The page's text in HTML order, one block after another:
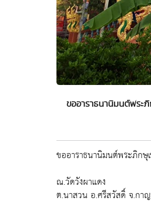
ขออาราธนานิมนต์พระ
ขออาราธนานิมนต์พระภิกษุ
ณ.วัดวังผาแดง
ต.นาสวน อ.ศรีสวัสดิ์ จ.กา